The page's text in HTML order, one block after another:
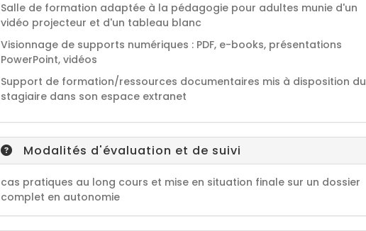
Salle de formation adaptée à la pédagogie pour adultes munie d'un
vidéo projecteur et d'un tableau blanc
Visionnage de supports numériques : PDF, e-books, présentations
PowerPoint, vidéos
Support de formation/ressources documentaires mis à disposition du
stagiaire dans son espace extranet
Modalités d'évaluation et de suivi
cas pratiques au long cours et mise en situation finale sur un dossier
complet en autonomie